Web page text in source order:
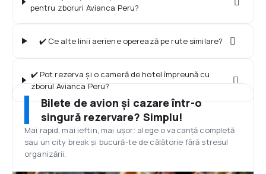
pentru zboruri Avianca Peru?
✔️ Ce alte linii aeriene operează pe rute similare?
✔️ Pot rezerva și o cameră de hotel împreună cu
zborul Avianca Peru?
Bilete de avion și cazare într-o
singură rezervare? Simplu!
Mai rapid, mai ieftin, mai ușor: alege o vacanță completă
sau un city break și bucură-te de călătorie fără stresul
organizării.